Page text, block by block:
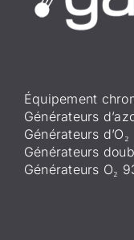
Équipement
Générateurs
Générateurs d’O₂
Générateurs
Générateurs O₂